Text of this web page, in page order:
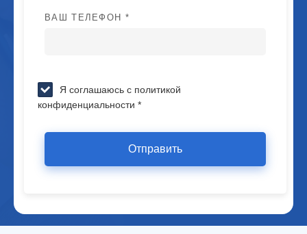
ВАШ ТЕЛЕФОН *
Я соглашаюсь с политикой
конфиденциальности *
Отправить